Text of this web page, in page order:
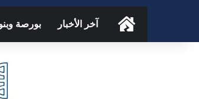
الرئيسيةآخر الأخبار بورصة